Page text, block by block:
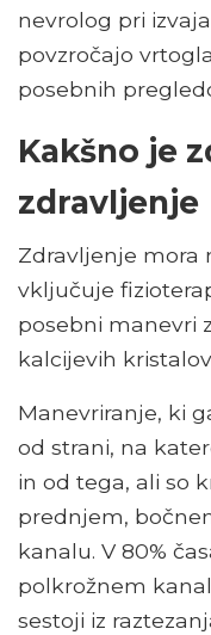
nevrolog pri
povzročajo
posebnih
Kakšno je
zdravljenje
Zdravljenje mora
vključuje
posebni manevri
kalcijevih
Manevriranje, ki
od strani, na
in od tega, ali so
prednjem,
kanalu. V 80%
polkrožnem
sestoji iz